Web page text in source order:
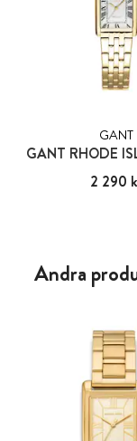
GANT
GANT RHODE
Pris :2
2 290
Andra